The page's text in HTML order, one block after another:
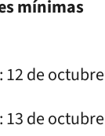
mínimas
de octubre
de octubre